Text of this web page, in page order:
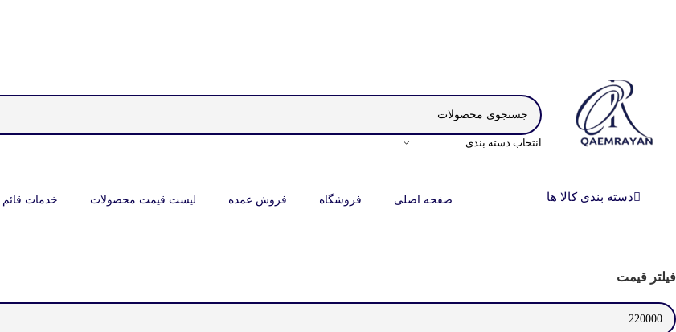
انتخاب دسته بندی
دسته بندی کالا ها صفحه اصلی فروشگاه فروش عمده لیست قیمت محصولات خدمات قائم
فیلتر قیمت